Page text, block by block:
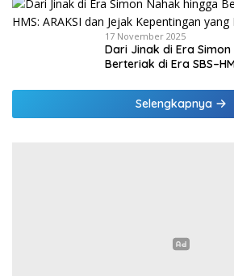
17 November 2025
Dari Jinak di Era
Berteriak di Era
Selengkapnya